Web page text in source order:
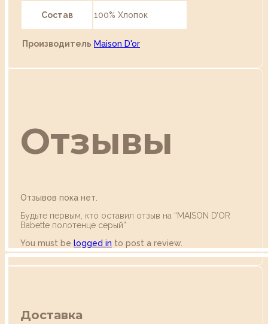
Состав 100% Хлопок
Производитель Maison D'or
Отзывы
Отзывов пока нет.
Будьте первым, кто оставил отзыв на “MAISON D’OR
Babette полотенце серый”
You must be logged in to post a review.
Доставка